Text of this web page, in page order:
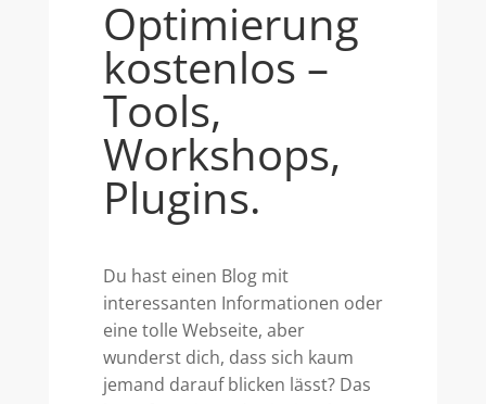
Optimierung
kostenlos –
Tools,
Workshops,
Plugins.
Du hast einen Blog mit
interessanten Informationen oder
eine tolle Webseite, aber
wunderst dich, dass sich kaum
jemand darauf blicken lässt? Das